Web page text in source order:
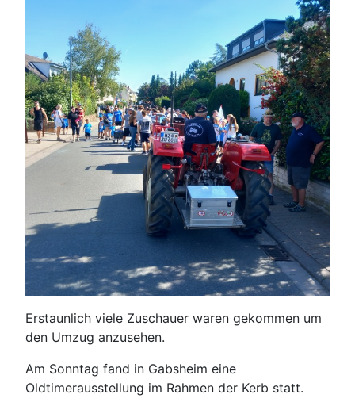
Erstaunlich viele Zuschauer waren gekommen um
den Umzug anzusehen.
Am Sonntag fand in Gabsheim eine
Oldtimerausstellung im Rahmen der Kerb statt.